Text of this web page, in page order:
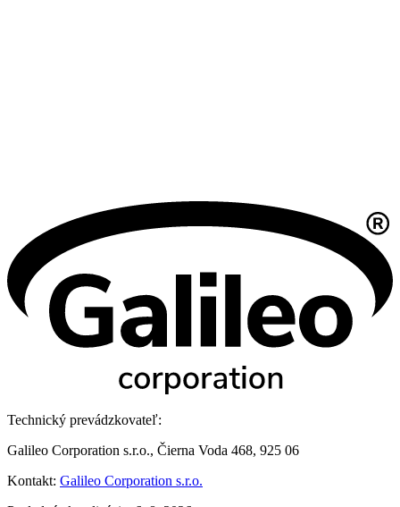
Technický prevádzkovateľ:
Galileo Corporation s.r.o., Čierna Voda 468, 925 06
Kontakt: Galileo Corporation s.r.o.